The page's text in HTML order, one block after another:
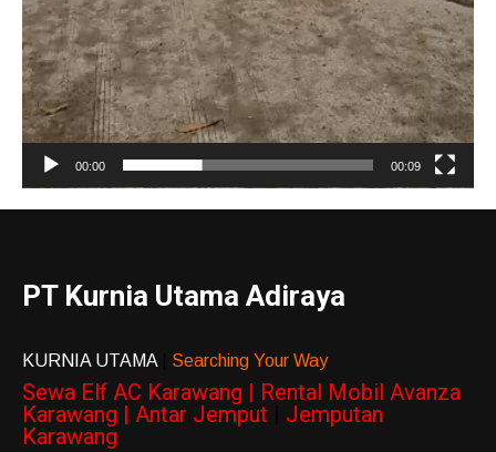
00:00 00:09
PT Kurnia Utama Adiraya
KURNIA UTAMA Searching Your Way
Sewa Elf AC Karawang | Rental Mobil Avanza
Karawang | Antar Jemput
Jemputan
Karawang